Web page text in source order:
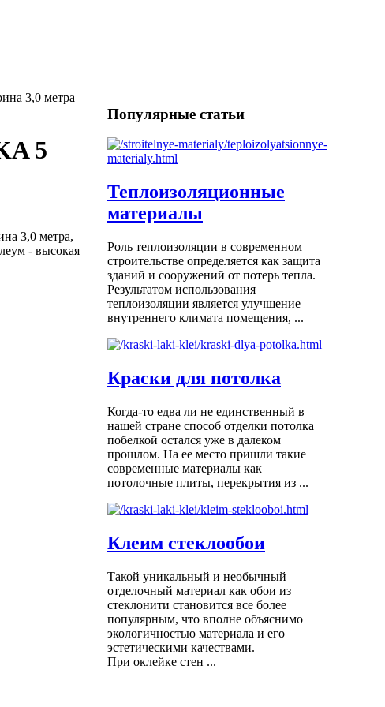
3,0 метра
5
3,0 метра,
- высокая
Популярные статьи
Теплоизоляционные
материалы
Роль теплоизоляции в современном
строительстве определяется как защита
зданий и сооружений от потерь тепла.
Результатом использования
теплоизоляции является улучшение
внутреннего климата помещения, ...
Краски для потолка
Когда-то едва ли не единственный в
нашей стране способ отделки потолка
побелкой остался уже в далеком
прошлом. На ее место пришли такие
современные материалы как
потолочные плиты, перекрытия из ...
Клеим стеклообои
Такой уникальный и необычный
отделочный материал как обои из
стеклонити становится все более
популярным, что вполне объяснимо
экологичностью материала и его
эстетическими качествами.
При оклейке стен ...